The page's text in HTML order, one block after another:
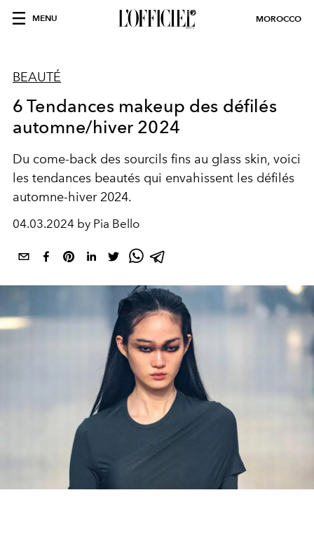
MENU MOROCCO
BEAUTÉ
6 Tendances makeup des défilés
automne/hiver 2024
Du come-back des sourcils fins au glass skin, voici
les tendances beautés qui envahissent les défilés
automne-hiver 2024.
04.03.2024 by Pia Bello